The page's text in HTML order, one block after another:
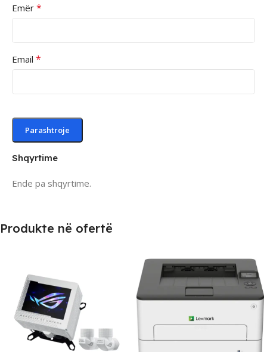
Shqyrtime
Ende pa shqyrtime.
Emër *
Email *
Produkte në ofertë